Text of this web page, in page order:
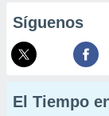
Síguenos
El Tiempo